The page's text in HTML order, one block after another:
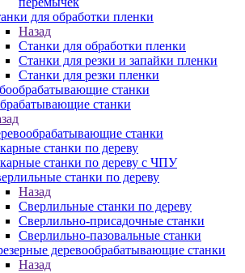
для обработки пленки
Назад
Станки для обработки пленки
Станки для резки и запайки пленки
Станки для резки пленки
станки
станки
станки
станки по дереву
станки по дереву с ЧПУ
станки по дереву
Назад
Сверлильные станки по дереву
Сверлильно-присадочные станки
Сверлильно-пазовальные станки
деревообрабатывающие станки
Назад